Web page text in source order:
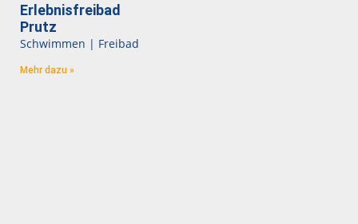
Erlebnisfreibad
Prutz
Schwimmen | Freibad
Mehr dazu »